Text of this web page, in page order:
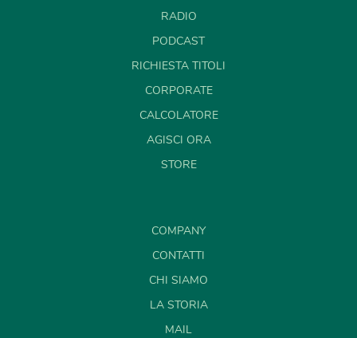
RADIO
PODCAST
RICHIESTA TITOLI
CORPORATE
CALCOLATORE
AGISCI ORA
STORE
COMPANY
CONTATTI
CHI SIAMO
LA STORIA
MAIL